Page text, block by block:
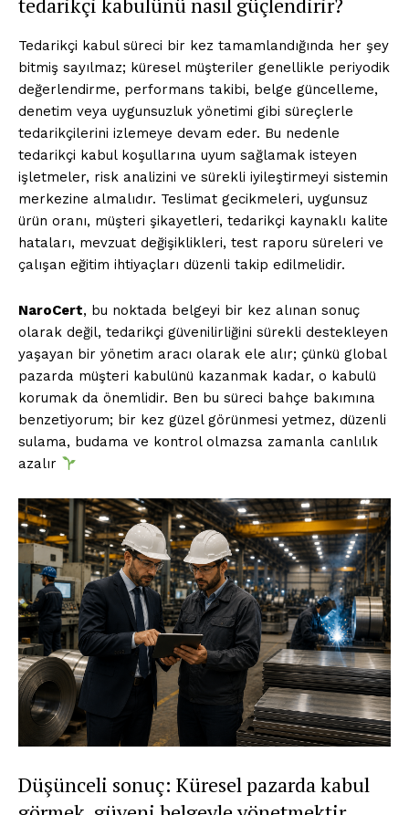
Tedarikçi kabul süreci bir kez tamamlandığında her şey
bitmiş sayılmaz; küresel müşteriler genellikle periyodik
değerlendirme, performans takibi, belge güncelleme,
denetim veya uygunsuzluk yönetimi gibi süreçlerle
tedarikçilerini izlemeye devam eder. Bu nedenle
tedarikçi kabul koşullarına uyum sağlamak isteyen
işletmeler, risk analizini ve sürekli iyileştirmeyi sistemin
merkezine almalıdır. Teslimat gecikmeleri, uygunsuz
ürün oranı, müşteri şikayetleri, tedarikçi kaynaklı kalite
hataları, mevzuat değişiklikleri, test raporu süreleri ve
çalışan eğitim ihtiyaçları düzenli takip edilmelidir.
NaroCert, bu noktada belgeyi bir kez alınan sonuç
olarak değil, tedarikçi güvenilirliğini sürekli destekleyen
yaşayan bir yönetim aracı olarak ele alır; çünkü global
pazarda müşteri kabulünü kazanmak kadar, o kabulü
korumak da önemlidir. Ben bu süreci bahçe bakımına
benzetiyorum; bir kez güzel görünmesi yetmez, düzenli
sulama, budama ve kontrol olmazsa zamanla canlılık
azalır
Düşünceli sonuç: Küresel pazarda kabul